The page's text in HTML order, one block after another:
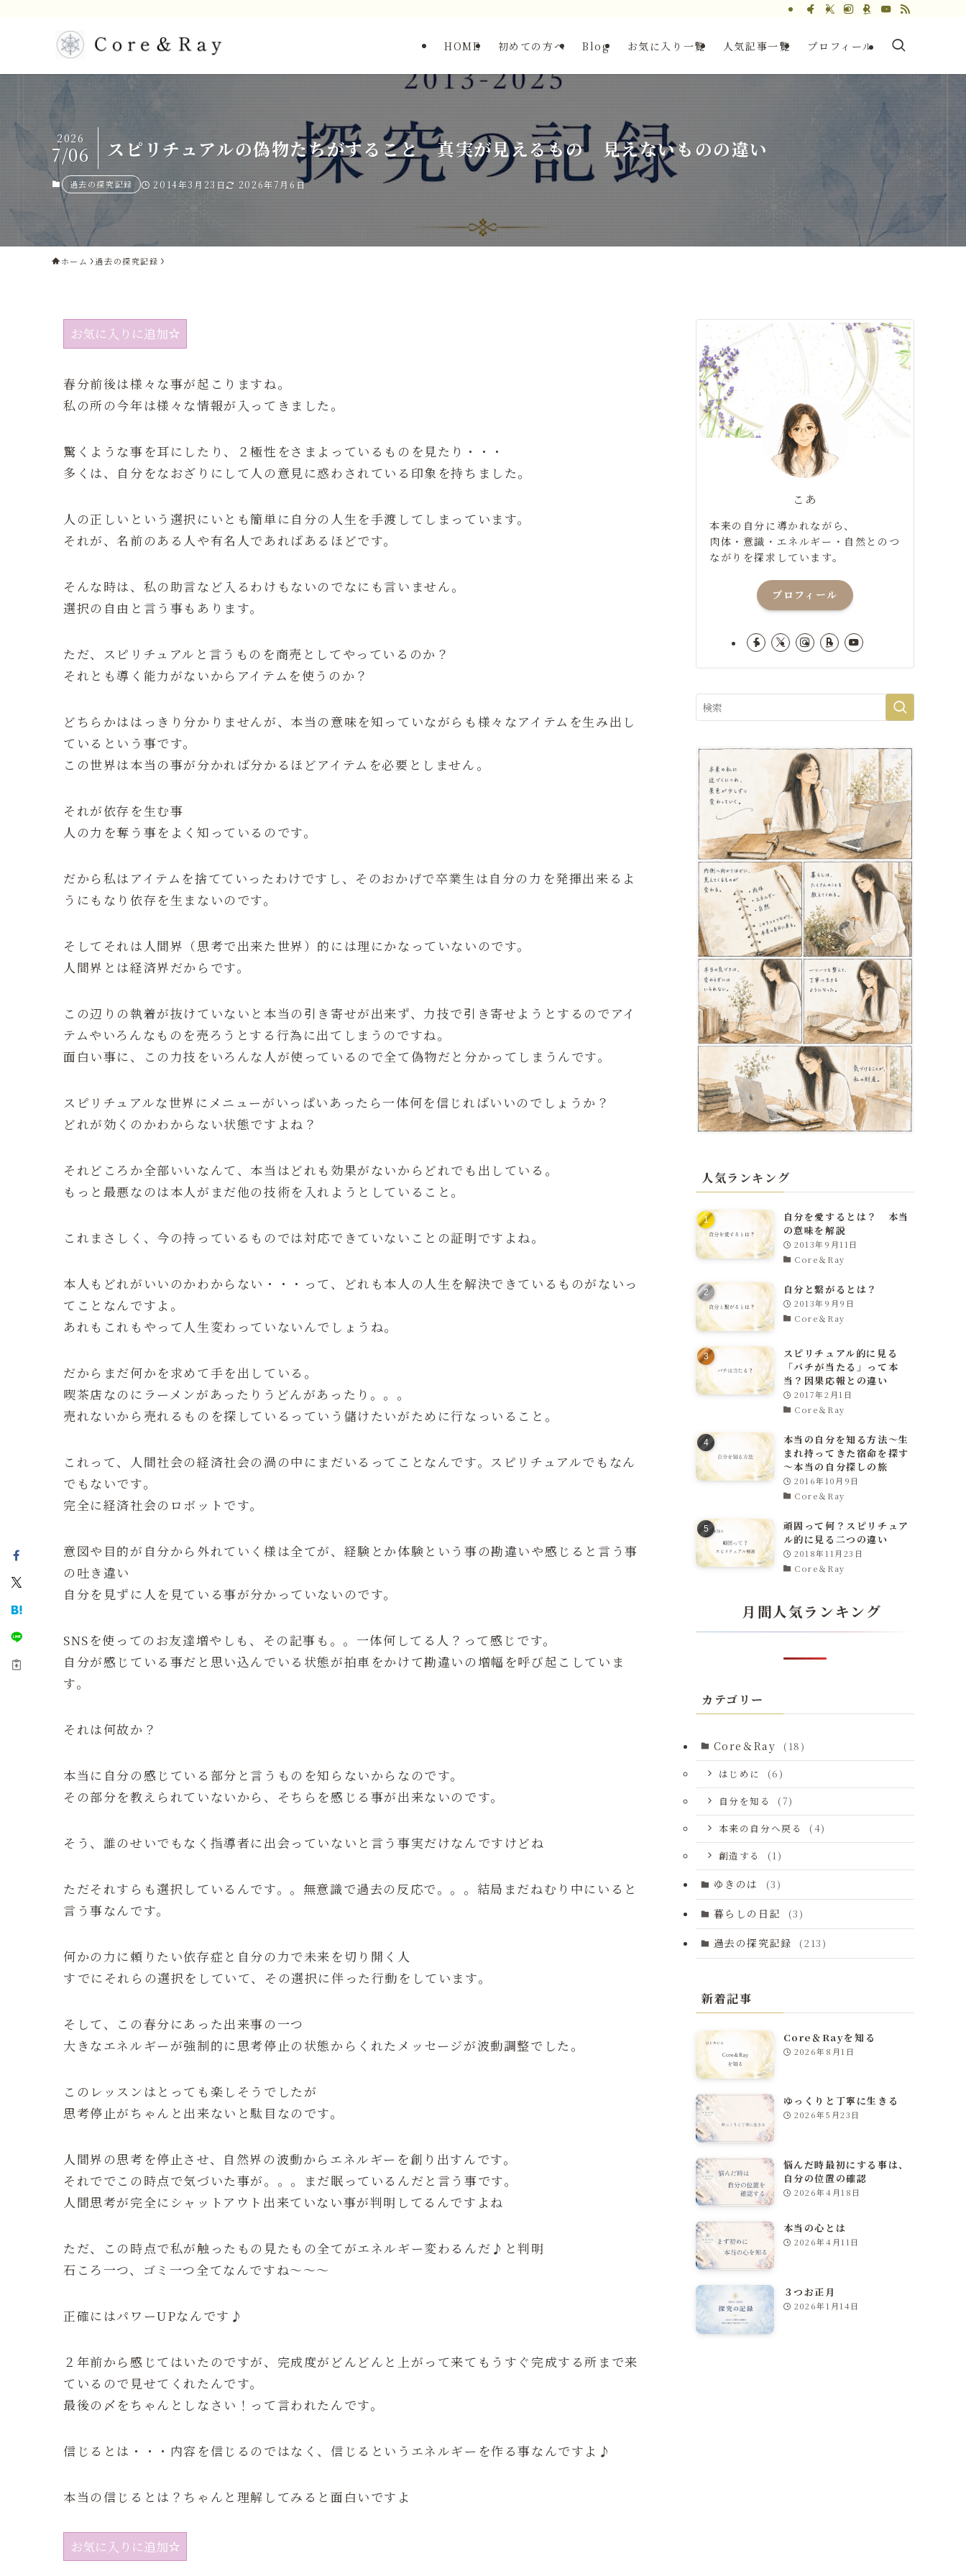
HOME 初めての方へ Blog お気に入り一覧 人気記事一覧 プロフィール
スピリチュアルの偽物たちがすること 真実が見えるもの 見えないものの違い
2026
7/06
過去の探究記録 2014年3月23日 2026年7月6日
ホーム 過去の探究記録
お気に入りに追加
春分前後は様々な事が起こりますね。
私の所の今年は様々な情報が入ってきました。
驚くような事を耳にしたり、２極性をさまよっているものを見たり・・・
多くは、自分をなおざりにして人の意見に惑わされている印象を持ちました。
人の正しいという選択にいとも簡単に自分の人生を手渡してしまっています。
それが、名前のある人や有名人であればあるほどです。
そんな時は、私の助言など入るわけもないのでなにも言いません。
選択の自由と言う事もあります。
ただ、スピリチュアルと言うものを商売としてやっているのか？
それとも導く能力がないからアイテムを使うのか？
どちらかははっきり分かりませんが、本当の意味を知っていながらも様々なアイテムを生み出し
ているという事です。
この世界は本当の事が分かれば分かるほどアイテムを必要としません。
それが依存を生む事
人の力を奪う事をよく知っているのです。
だから私はアイテムを捨てていったわけですし、そのおかげで卒業生は自分の力を発揮出来るよ
うにもなり依存を生まないのです。
そしてそれは人間界（思考で出来た世界）的には理にかなっていないのです。
人間界とは経済界だからです。
この辺りの執着が抜けていないと本当の引き寄せが出来ず、力技で引き寄せようとするのでアイ
テムやいろんなものを売ろうとする行為に出てしまうのですね。
面白い事に、この力技をいろんな人が使っているので全て偽物だと分かってしまうんです。
スピリチュアルな世界にメニューがいっぱいあったら一体何を信じればいいのでしょうか？
どれが効くのかわからない状態ですよね？
それどころか全部いいなんて、本当はどれも効果がないからどれでも出している。
もっと最悪なのは本人がまだ他の技術を入れようとしていること。
これまさしく、今の持っているものでは対応できていないことの証明ですよね。
本人もどれがいいのかわからない・・・って、どれも本人の人生を解決できているものがないっ
てことなんですよ。
あれもこれもやって人生変わっていないんでしょうね。
だからまだ何かを求めて手を出している。
喫茶店なのにラーメンがあったりうどんがあったり。。。
売れないから売れるものを探しているっていう儲けたいがために行なっいること。
これって、人間社会の経済社会の渦の中にまだいるってことなんです。スピリチュアルでもなん
でもないです。
完全に経済社会のロボットです。
意図や目的が自分から外れていく様は全てが、経験とか体験という事の勘違いや感じると言う事
の吐き違い
自分を見ずに人を見ている事が分かっていないのです。
SNSを使ってのお友達増やしも、その記事も。。一体何してる人？って感じです。
自分が感じている事だと思い込んでいる状態が拍車をかけて勘違いの増幅を呼び起こしていま
す。
それは何故か？
本当に自分の感じている部分と言うものを知らないからなのです。
その部分を教えられていないから、そちらを感じる事が出来ないのです。
そう、誰のせいでもなく指導者に出会っていないと言う事実だけなんですけどね
ただそれすらも選択しているんです。。無意識で過去の反応で。。。結局まだねむり中にいると
言う事なんです。
何かの力に頼りたい依存症と自分の力で未来を切り開く人
すでにそれらの選択をしていて、その選択に伴った行動をしています。
そして、この春分にあった出来事の一つ
大きなエネルギーが強制的に思考停止の状態からくれたメッセージが波動調整でした。
このレッスンはとっても楽しそうでしたが
思考停止がちゃんと出来ないと駄目なのです。
人間界の思考を停止させ、自然界の波動からエネルギーを創り出すんです。
それででこの時点で気づいた事が。。。まだ眠っているんだと言う事です。
人間思考が完全にシャットアウト出来ていない事が判明してるんですよね
ただ、この時点で私が触ったもの見たもの全てがエネルギー変わるんだ♪と判明
石ころ一つ、ゴミ一つ全てなんですね〜〜〜
正確にはパワーUPなんです♪
２年前から感じてはいたのですが、完成度がどんどんと上がって来てもうすぐ完成する所まで来
ているので見せてくれたんです。
最後の〆をちゃんとしなさい！って言われたんです。
信じるとは・・・内容を信じるのではなく、信じるというエネルギーを作る事なんですよ♪
本当の信じるとは？ちゃんと理解してみると面白いですよ
お気に入りに追加
こあ
本来の自分に導かれながら、
肉体・意識・エネルギー・自然とのつ
ながりを探求しています。
プロフィール
人気ランキング
自分を愛するとは？ 本当
の意味を解説
2013年9月11日
Core＆Ray
自分と繋がるとは？
2013年9月9日
Core＆Ray
スピリチュアル的に見る
「バチが当たる」って本
当？因果応報との違い
2017年2月1日
Core＆Ray
本当の自分を知る方法～生
まれ持ってきた宿命を探す
～本当の自分探しの旅
2016年10月9日
Core＆Ray
頑固って何？スピリチュア
ル的に見る二つの違い
2018年11月23日
Core＆Ray
月間人気ランキング
カテゴリー
Core＆Ray (18)
はじめに
(6)
自分を知る
(7)
本来の自分へ戻る
(4)
創造する
(1)
ゆきのは (3)
暮らしの日記 (3)
過去の探究記録 (213)
新着記事
Core＆Rayを知る
2026年8月1日
ゆっくりと丁寧に生きる
2026年5月23日
悩んだ時最初にする事は、
自分の位置の確認
2026年4月18日
本当の心とは
2026年4月11日
３つお正月
2026年1月14日